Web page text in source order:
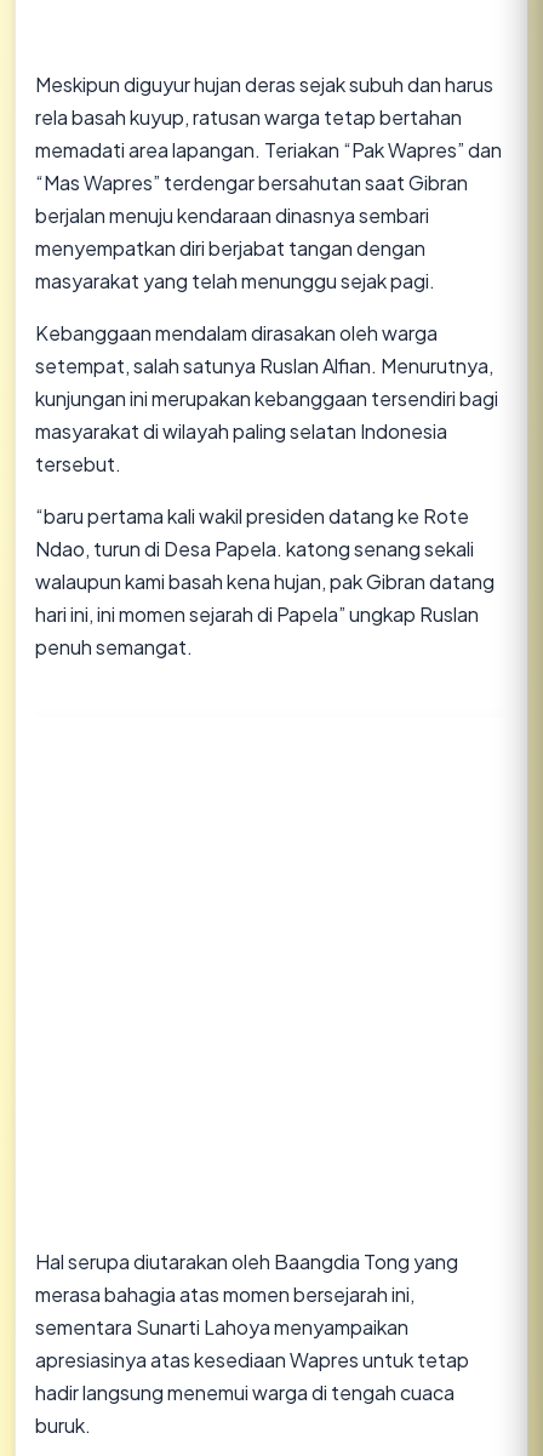
​Meskipun diguyur hujan deras sejak subuh dan harus
rela basah kuyup, ratusan warga tetap bertahan
memadati area lapangan. Teriakan “Pak Wapres” dan
“Mas Wapres” terdengar bersahutan saat Gibran
berjalan menuju kendaraan dinasnya sembari
menyempatkan diri berjabat tangan dengan
masyarakat yang telah menunggu sejak pagi.
​Kebanggaan mendalam dirasakan oleh warga
setempat, salah satunya Ruslan Alfian. Menurutnya,
kunjungan ini merupakan kebanggaan tersendiri bagi
masyarakat di wilayah paling selatan Indonesia
tersebut.
​“baru pertama kali wakil presiden datang ke Rote
Ndao, turun di Desa Papela. katong senang sekali
walaupun kami basah kena hujan, pak Gibran datang
hari ini, ini momen sejarah di Papela” ungkap Ruslan
penuh semangat.
​Hal serupa diutarakan oleh Baangdia Tong yang
merasa bahagia atas momen bersejarah ini,
sementara Sunarti Lahoya menyampaikan
apresiasinya atas kesediaan Wapres untuk tetap
hadir langsung menemui warga di tengah cuaca
buruk.